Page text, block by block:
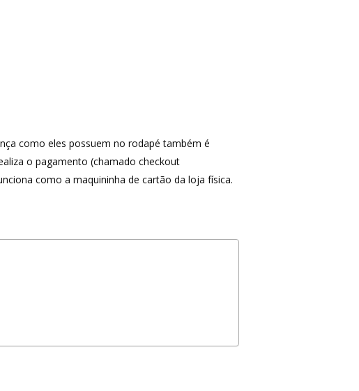
como eles possuem no rodapé também é
o pagamento (chamado checkout
como a maquininha de cartão da loja física.